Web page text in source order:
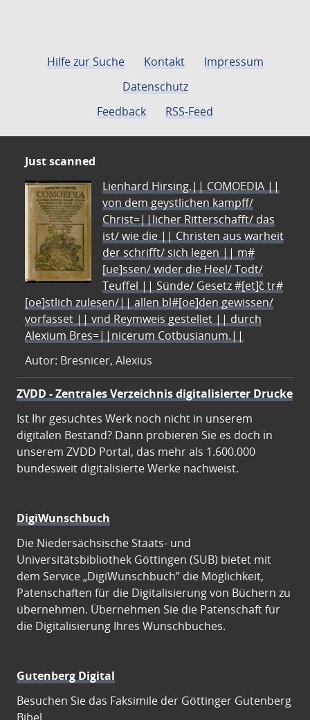
Hilfe zur Suche Kontakt
Impressum
Datenschutz
Feedback
RSS-Feed
Just scanned
Lienhard Hirsing.|| COMOEDIA ||
von dem geystlichen kampff/
Christ=||licher Ritterschafft/ das
ist/ wie die || Christen aus warheit
der schrifft/ sich legen || m#
[ue]ssen/ wider die Heel/ Todt/
Teuffel || Sünde/ Gesetz #[et]c̃ tr#
[oe]stlich zulesen/|| allen bl#[oe]den gewissen/
vorfasset || vnd Reymweis gestellet || durch
Alexium Bres=||nicerum Cotbusianum.||
Autor: Bresnicer, Alexius
ZVDD - Zentrales Verzeichnis digitalisierter Drucke
Ist Ihr gesuchtes Werk noch nicht in unserem
digitalen Bestand? Dann probieren Sie es doch in
unserem ZVDD Portal, das mehr als 1.600.000
bundesweit digitalisierte Werke nachweist.
DigiWunschbuch
Die Niedersächsische Staats- und
Universitätsbibliothek Göttingen (SUB) bietet mit
dem Service „DigiWunschbuch” die Möglichkeit,
Patenschaften für die Digitalisierung von Büchern zu
übernehmen. Übernehmen Sie die Patenschaft für
die Digitalisierung Ihres Wunschbuches.
Gutenberg Digital
Besuchen Sie das Faksimile der Göttinger Gutenberg